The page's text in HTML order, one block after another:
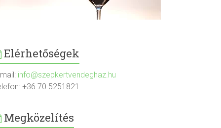
Elérhetőségek
info@szepkertvendeghaz.hu
+36 70 5251821
Megközelítés